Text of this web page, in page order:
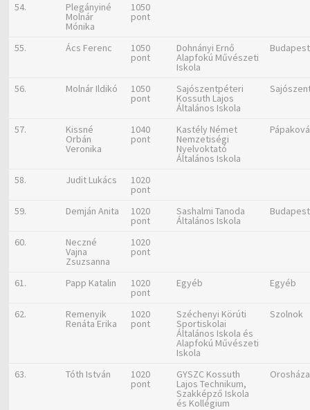
54. Plegányiné
Molnár
Mónika
1050
pont
55. Ács Ferenc 1050
pont
Dohnányi Ernő
Alapfokú Művészeti
Iskola
Budapest
56. Molnár Ildikó 1050
pont
Sajószentpéteri
Kossuth Lajos
Általános Iskola
57. Kissné
Orbán
Veronika
1040
pont
Kastély Német
Nemzetiségi
Nyelvoktató
Általános Iskola
58. Judit Lukács 1020
pont
59.
Demján Anita 1020
pont
Sashalmi Tanoda
Általános Iskola
Budapest
60. Neczné
Vajna
Zsuzsanna
1020
pont
61. Papp Katalin 1020
pont
Egyéb Egyéb
62. Remenyik
Renáta Erika
1020
pont
Széchenyi Körúti
Sportiskolai
Általános Iskola és
Alapfokú Művészeti
Iskola
Szolnok
63. Tóth István 1020
pont
GYSZC Kossuth
Lajos Technikum,
Szakképző Iskola
és Kollégium
Orosháza